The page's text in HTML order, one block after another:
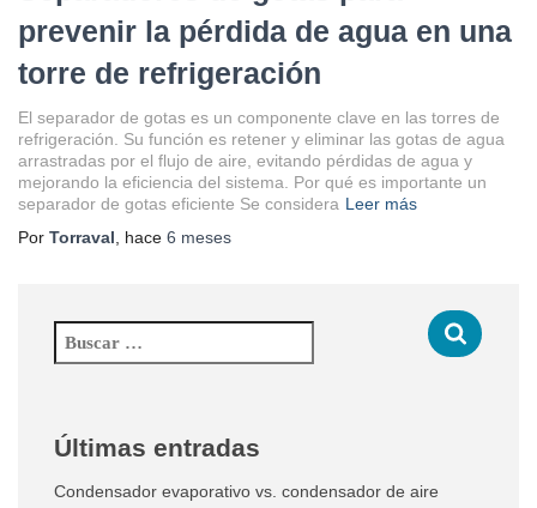
prevenir la pérdida de agua en una
torre de refrigeración
El separador de gotas es un componente clave en las torres de
refrigeración. Su función es retener y eliminar las gotas de agua
arrastradas por el flujo de aire, evitando pérdidas de agua y
mejorando la eficiencia del sistema. Por qué es importante un
separador de gotas eficiente Se considera Leer más
Por Torraval , hace 6 meses
rÚltimas entradas
Condensador evaporativo vs. condensador de aire